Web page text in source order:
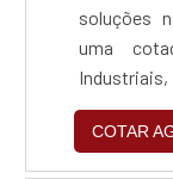
soluções
uma
mercado.
corte a
Interface
COTAR